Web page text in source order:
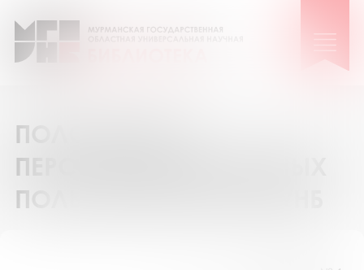
ПОЛОЖЕНИЕ О
ПЕРСОНАЛЬНЫХ ДАННЫХ
ПОЛЬЗОВАТЕЛЕЙ МГОУНБ